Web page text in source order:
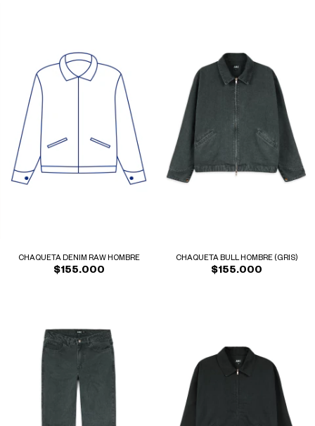
CHAQUETA DENIM RAW HOMBRE
$155.000
CHAQUETA BULL HOMBRE (GRIS)
$155.000